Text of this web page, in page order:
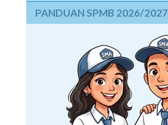
PANDUAN SPMB 2026/2027